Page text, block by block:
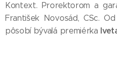
Kontext. Prorektorom a
František Novosád, CSc.
pôsobí bývalá premiérka